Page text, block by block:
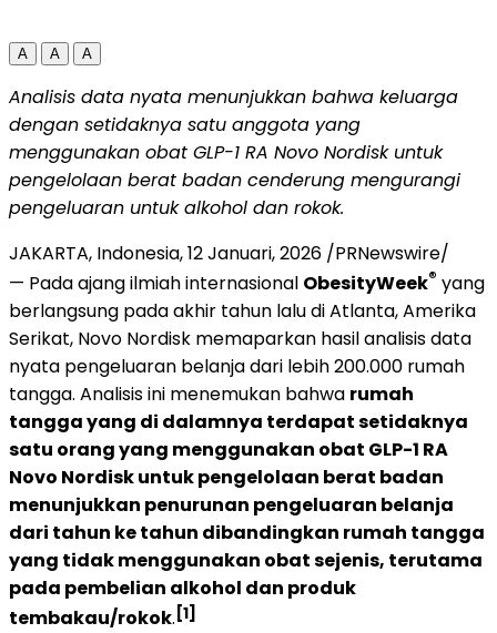
A A A
Analisis data nyata menunjukkan bahwa keluarga
dengan setidaknya satu anggota yang
menggunakan obat GLP-1 RA Novo Nordisk untuk
pengelolaan berat badan cenderung mengurangi
pengeluaran untuk alkohol dan rokok.
JAKARTA, Indonesia,12 Januari, 2026 /PRNewswire/
— Pada ajang ilmiah internasional ObesityWeek® yang
berlangsung pada akhir tahun lalu di Atlanta, Amerika
Serikat, Novo Nordisk memaparkan hasil analisis data
nyata pengeluaran belanja dari lebih 200.000 rumah
tangga. Analisis ini menemukan bahwa rumah
tangga yang di dalamnya terdapat setidaknya
satu orang yang menggunakan obat GLP-1 RA
Novo Nordisk untuk pengelolaan berat badan
menunjukkan penurunan pengeluaran belanja
dari tahun ke tahun dibandingkan rumah tangga
yang tidak menggunakan obat sejenis, terutama
pada pembelian alkohol dan produk
tembakau/rokok. [1]